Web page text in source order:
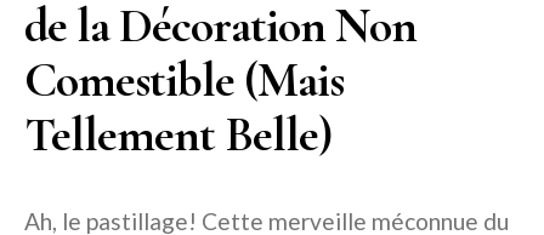
de la Décoration Non
Comestible (Mais
Tellement Belle)
Ah, le pastillage! Cette merveille méconnue du